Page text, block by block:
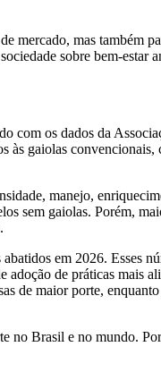
mercado, mas também
sobre bem-estar
com os dados da
às gaiolas convencionais,
manejo,
sem gaiolas. Porém,
em 2026. Esses
adoção de práticas mais
de maior porte,
no Brasil e no mundo.